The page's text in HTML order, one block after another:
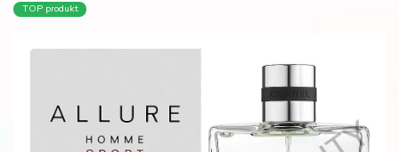
TOP produkt